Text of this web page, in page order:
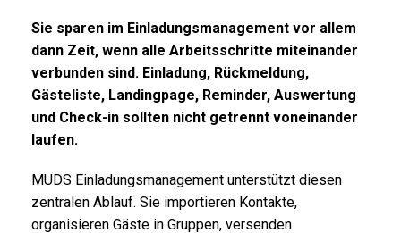
Sie sparen im Einladungsmanagement vor allem
dann Zeit, wenn alle Arbeitsschritte miteinander
verbunden sind. Einladung, Rückmeldung,
Gästeliste, Landingpage, Reminder, Auswertung
und Check-in sollten nicht getrennt voneinander
laufen.
MUDS Einladungsmanagement unterstützt diesen
zentralen Ablauf. Sie importieren Kontakte,
organisieren Gäste in Gruppen, versenden